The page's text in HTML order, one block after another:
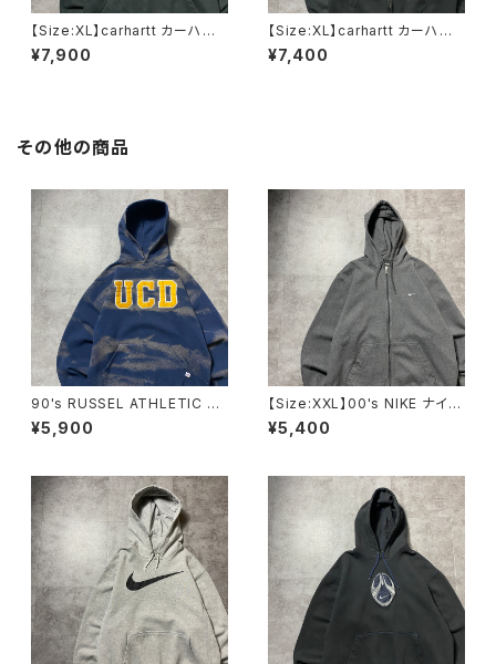
【Size:XL】carhartt カーハー
ト ハーフジップ ヘビーオン
ス ブラック 黒 スウェット
¥7,900
【Size:XL】carhartt カーハー
ト グッドダメージ フルジッ
プ パーカー スウェット フー
¥7,400
その他の商品
90's RUSSEL ATHLETIC ラ
ッセルアスレチック UCD ワッ
ペンカレッジロゴ ブリーチ加
¥5,900
【Size:XXL】00's NIKE ナイ
キ スウォッシュ 刺繍ワンポイ
ント グレー フルジップ スウ
¥5,400